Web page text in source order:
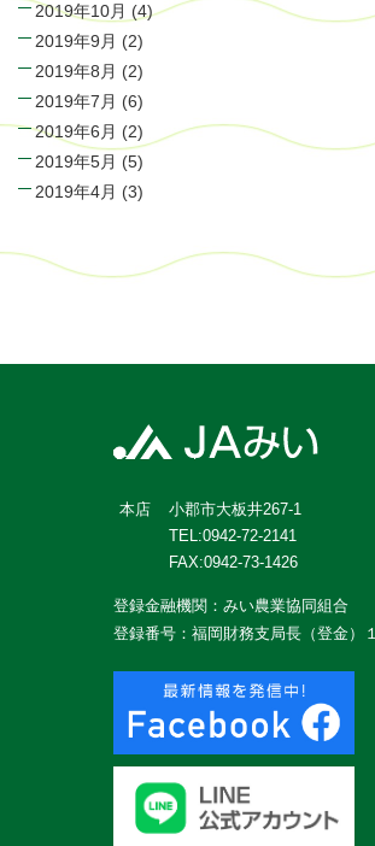
2019年10月 (4)
2019年9月 (2)
2019年8月 (2)
2019年7月 (6)
2019年6月 (2)
2019年5月 (5)
2019年4月 (3)
本店
小郡市大板井267-1
TEL:0942-72-2141
FAX:0942-73-1426
登録金融機関：みい農業協同組合
登録番号：福岡財務支局長（登金）